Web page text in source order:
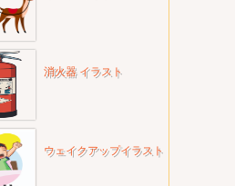
消火器 イラスト
ウェイクアップイラスト